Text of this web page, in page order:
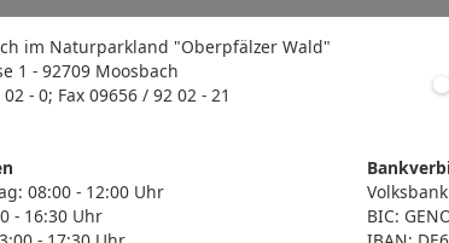
im Naturparkland "Oberpfälzer Wald"
1 - 92709 Moosbach
- 0; Fax 09656 / 92 02 - 21
08:00 - 12:00 Uhr
- 16:30 Uhr
BIC: